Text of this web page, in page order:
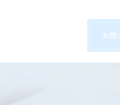
お問